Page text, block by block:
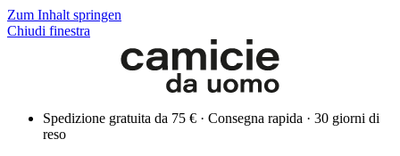
Zum Inhalt springen
Chiudi finestra
Spedizione gratuita da 75 € · Consegna rapida · 30 giorni di
reso